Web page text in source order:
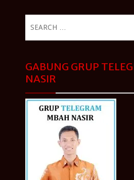
for:
GABUNG GRUP
NASIR